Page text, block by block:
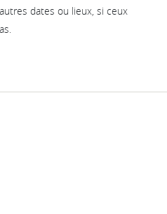
dates ou lieux, si ceux